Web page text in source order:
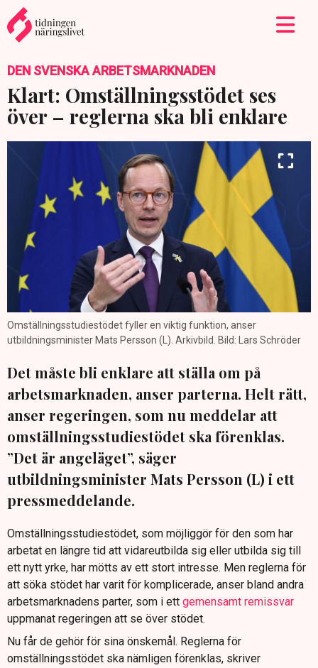
DEN SVENSKA ARBETSMARKNADEN
Klart: Omställningsstödet ses
över – reglerna ska bli enklare
Omställningsstudiestödet fyller en viktig funktion, anser
utbildningsminister Mats Persson (L). Arkivbild. Bild: Lars Schröder
Det måste bli enklare att ställa om på
arbetsmarknaden, anser parterna. Helt rätt,
anser regeringen, som nu meddelar att
omställningsstudiestödet ska förenklas.
”Det är angeläget”, säger
utbildningsminister Mats Persson (L) i ett
pressmeddelande.
Omställningsstudiestödet, som möjliggör för den som har
arbetat en längre tid att vidareutbilda sig eller utbilda sig till
ett nytt yrke, har mötts av ett stort intresse. Men reglerna för
att söka stödet har varit för komplicerade, anser bland andra
arbetsmarknadens parter, som i ett gemensamt remissvar
uppmanat regeringen att se över stödet.
Nu får de gehör för sina önskemål. Reglerna för
omställningsstödet ska nämligen förenklas, skriver